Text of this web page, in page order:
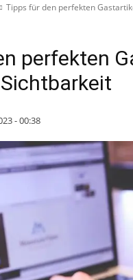
Tipps für den perfekten
perfekten
- 00:38